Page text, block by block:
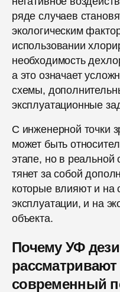
ряде случаев
экологическим
использовании
необходимость
а это означает
схемы,
эксплуатационные
С инженерной точки
может быть
этапе, но в реальной
тянет за собой
которые влияют и на
эксплуатации, и на
объекта.
Почему УФ
рассматривают
современный